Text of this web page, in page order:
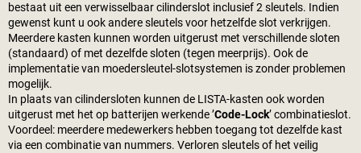
bestaat uit een verwisselbaar cilinderslot inclusief 2 sleutels. Indien
gewenst kunt u ook andere sleutels voor hetzelfde slot verkrijgen.
Meerdere kasten kunnen worden uitgerust met verschillende sloten
(standaard) of met dezelfde sloten (tegen meerprijs). Ook de
implementatie van moedersleutel-slotsystemen is zonder problemen
mogelijk.
In plaats van cilindersloten kunnen de LISTA-kasten ook worden
uitgerust met het op batterijen werkende ’Code-Lock’ combinatieslot.
Voordeel: meerdere medewerkers hebben toegang tot dezelfde kast
via een combinatie van nummers. Verloren sleutels of het veilig